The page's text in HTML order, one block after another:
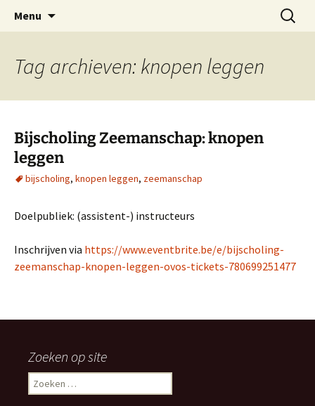
inhoud
OVOS
Oost-Vlaamse Vereniging voor
Onderwateronderzoek en -Sport
Menu
Zoeken
naar:
Tag archieven: knopen leggen
Bijscholing Zeemanschap: knopen
leggen
bijscholing, knopen leggen, zeemanschap
Doelpubliek: (assistent-) instructeurs
Inschrijven via https://www.eventbrite.be/e/bijscholing-
zeemanschap-knopen-leggen-ovos-tickets-780699251477
Zoeken op site
Zoeken
naar: